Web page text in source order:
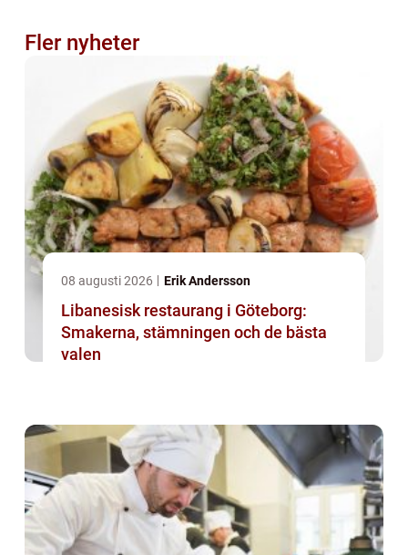
Fler nyheter
08 augusti 2026 Erik Andersson
Libanesisk restaurang i Göteborg:
Smakerna, stämningen och de bästa
valen